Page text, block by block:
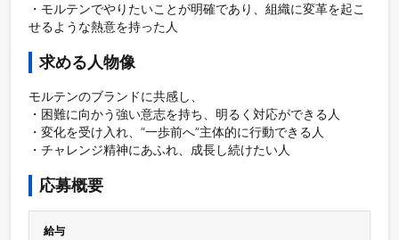
・モルテンでやりたいことが明確であり、組織に変革を起こ
せるような熱意を持った人
求める人物像
モルテンのブランドに共感し、
・困難に向かう強い意志を持ち、明るく対応ができる人
・変化を受け入れ、“一歩前へ”主体的に行動できる人
・チャレンジ精神にあふれ、成長し続けたい人
応募概要
給与